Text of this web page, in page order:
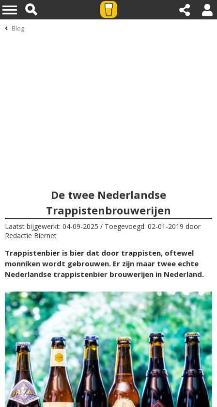
Blog
De twee Nederlandse
Trappistenbrouwerijen
Laatst bijgewerkt: 04-09-2025 / Toegevoegd: 02-01-2019 door
Redactie Biernet
Trappistenbier is bier dat door trappisten, oftewel
monniken wordt gebrouwen. Er zijn maar twee echte
Nederlandse trappistenbier brouwerijen in Nederland.